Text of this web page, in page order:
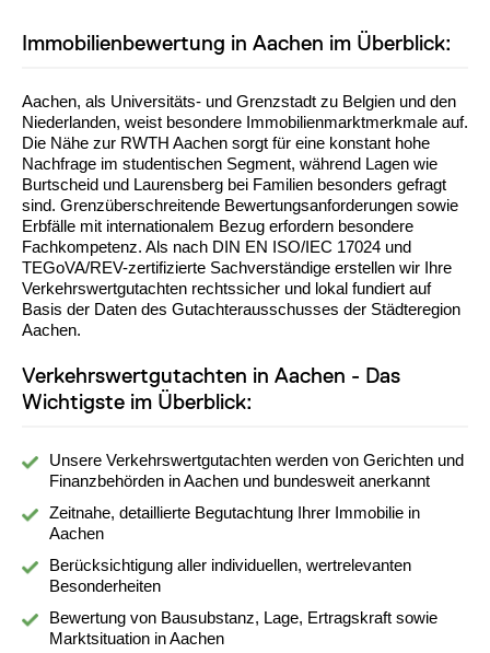
Immobilienbewertung in Aachen im Überblick:
Aachen, als Universitäts- und Grenzstadt zu Belgien und den
Niederlanden, weist besondere Immobilienmarktmerkmale auf.
Die Nähe zur RWTH Aachen sorgt für eine konstant hohe
Nachfrage im studentischen Segment, während Lagen wie
Burtscheid und Laurensberg bei Familien besonders gefragt
sind. Grenzüberschreitende Bewertungsanforderungen sowie
Erbfälle mit internationalem Bezug erfordern besondere
Fachkompetenz. Als nach DIN EN ISO/IEC 17024 und
TEGoVA/REV-zertifizierte Sachverständige erstellen wir Ihre
Verkehrswertgutachten rechtssicher und lokal fundiert auf
Basis der Daten des Gutachterausschusses der Städteregion
Aachen.
Verkehrswertgutachten in Aachen - Das
Wichtigste im Überblick:
Unsere Verkehrswertgutachten werden von Gerichten und
Finanzbehörden in Aachen und bundesweit anerkannt
Zeitnahe, detaillierte Begutachtung Ihrer Immobilie in
Aachen
Berücksichtigung aller individuellen, wertrelevanten
Besonderheiten
Bewertung von Bausubstanz, Lage, Ertragskraft sowie
Marktsituation in Aachen